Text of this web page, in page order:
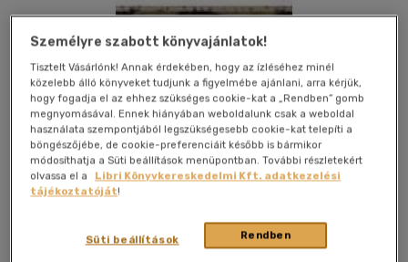
Kívánságlistához adom
Személyre szabott könyvajánlatok!
Tisztelt Vásárlónk! Annak érdekében, hogy az ízléséhez minél
közelebb álló könyveket tudjunk a figyelmébe ajánlani, arra kérjük,
hogy fogadja el az ehhez szükséges cookie-kat a „Rendben” gomb
megnyomásával. Ennek hiányában weboldalunk csak a weboldal
használata szempontjából legszükségesebb cookie-kat telepíti a
böngészőjébe, de cookie-preferenciáit később is bármikor
módosíthatja a Süti beállítások menüpontban. További részletekért
olvassa el a
Libri Könyvkereskedelmi Kft. adatkezelési
tájékoztatóját!
Rendben
Süti beállítások